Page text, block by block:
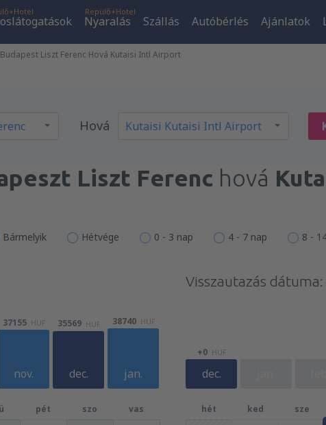
Repülő+Hotel
Nyaralás Szállás Autóbérlés Ajánlatok
Liszt Ferenc Hová Kutaisi Intl Airport
Hová
Liszt Ferenc hová
Bármelyik Hétvége 0 - 3 nap 4 - 7 nap 8 -
nov.
37155 HUF
dec.
35569 HUF
jan.
38740 HUF
pét szo vas
Visszautazás dátuma:
dec.
+0 HUF
hét ked sze